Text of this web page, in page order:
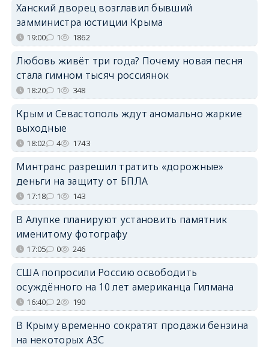
Ханский дворец возглавил бывший
замминистра юстиции Крыма
19:00 1 1862
Любовь живёт три года? Почему новая песня
стала гимном тысяч россиянок
18:20 1 348
Крым и Севастополь ждут аномально жаркие
выходные
18:02 4 1743
Минтранс разрешил тратить «дорожные»
деньги на защиту от БПЛА
17:18 1 143
В Алупке планируют установить памятник
именитому фотографу
17:05 0 246
США попросили Россию освободить
осуждённого на 10 лет американца Гилмана
16:40 2 190
В Крыму временно сократят продажи бензина
на некоторых АЗС